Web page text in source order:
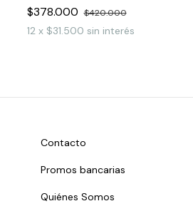
$378.000 $420.000
12 x $31.500 sin interés
Contacto
Promos bancarias
Quiénes Somos